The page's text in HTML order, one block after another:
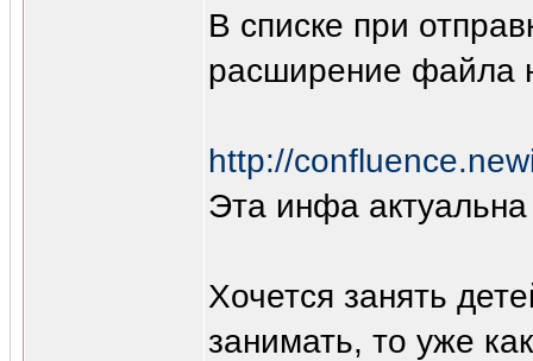
В списке при
расширение файла
http://
Эта инфа
Хочется занять
занимать, то уже